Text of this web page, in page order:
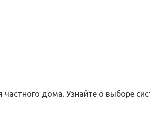
дома. Узнайте о выборе